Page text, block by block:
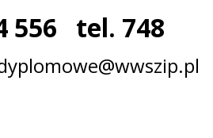
556 tel. 748